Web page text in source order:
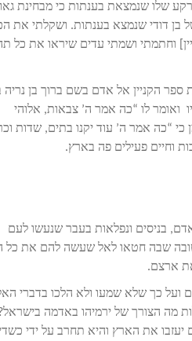
שלו שנמצאת בענתות כי מבחינת
בן דודי שנמצא בענתות. ושקלתי את
וחתמתי ושמתי עדים שיראו את כל
הקניין אל אדם בשם ברוך בן נריה
ואומר לו “כה אמר ה’ צבאות, אלוהי
“כה אמר ה’ עוד יקנו בתים, שדות
וחיים פעילים פה בארץ.
בניסים ונפלאות בעבר שנעשו לעם
שבה חטאו לאל שעשה להם את כל
ארצם.
ועל כך שלא שמעו ולא הלכו בדברי
מה הצורך של ירמיהו באדמה
יעזבו את הארץ והיא תחרב על ידי